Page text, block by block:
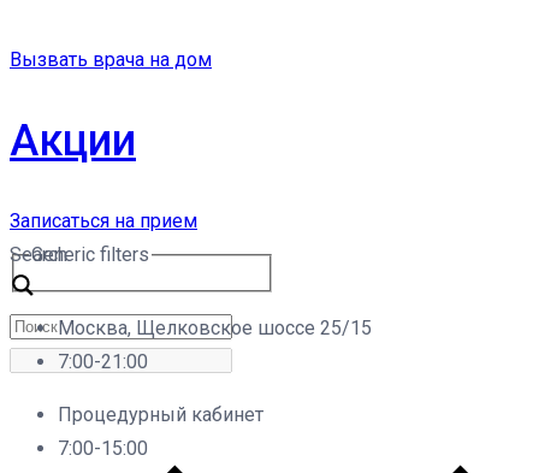
Вызвать врача на дом
Акции
Записаться на прием
Search
Generic filters
Москва, Щелковское шоссе 25/15
7:00-21:00
Процедурный кабинет
7:00-15:00